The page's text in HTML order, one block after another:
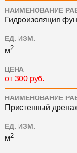
НАИМЕНОВАНИЕ
Гидроизоляция
ЕД. ИЗМ.
м2
ЦЕНА
от 300 руб.
НАИМЕНОВАНИЕ
Пристенный
ЕД. ИЗМ.
м2